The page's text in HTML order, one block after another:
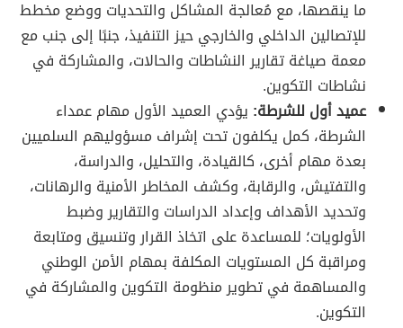
ما ينقصها، مع مُعالجة المشاكل والتحديات ووضع مخطط
للإتصالين الداخلي والخارجي حيز التنفيذ، جنبًا إلى جنب مع
معمة صياغة تقارير النشاطات والحالات، والمشاركة في
نشاطات التكوين.
عميد أول للشرطة: يؤدي العميد الأول مهام عمداء
الشرطة، كمل يكلفون تحت إشراف مسؤوليهم السلميين
بعدة مهام أخرى، كالقيادة، والتحليل، والدراسة،
والتفتيش، والرقابة، وكشف المخاطر الأمنية والرهانات،
وتحديد الأهداف وإعداد الدراسات والتقارير وضبط
الأولويات؛ للمساعدة على اتخاذ القرار وتنسيق ومتابعة
ومراقبة كل المستويات المكلفة بمهام الأمن الوطني
والمساهمة في تطوير منظومة التكوين والمشاركة في
التكوين.